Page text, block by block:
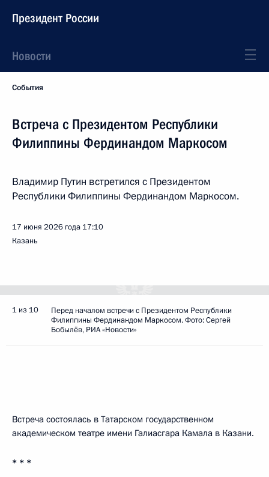
Президент России
Новости
События
Встреча с Президентом Республики
Филиппины Фердинандом Маркосом
Владимир Путин встретился с Президентом
Республики Филиппины Фердинандом Маркосом.
17 июня 2026 года 17:10
Казань
1 из 10
Перед началом встречи с Президентом Республики
Филиппины Фердинандом Маркосом. Фото: Сергей
Бобылёв, РИА «Новости»
Встреча состоялась в Татарском государственном
академическом театре имени Галиасгара Камала в Казани.
* * *